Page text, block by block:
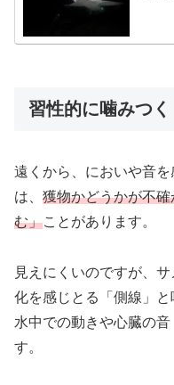
習性的に噛みつく
遠くから、においや音
は、 獲物かどうかが不
む」ことがあります。
見えにくいのですが、
化を感じとる「側線」
水中での動きや心臓の
す。